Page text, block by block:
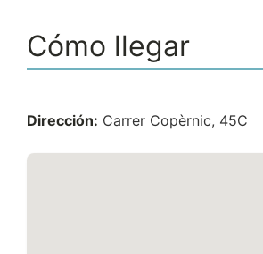
Cómo llegar
Dirección: Carrer Copèrnic, 45C